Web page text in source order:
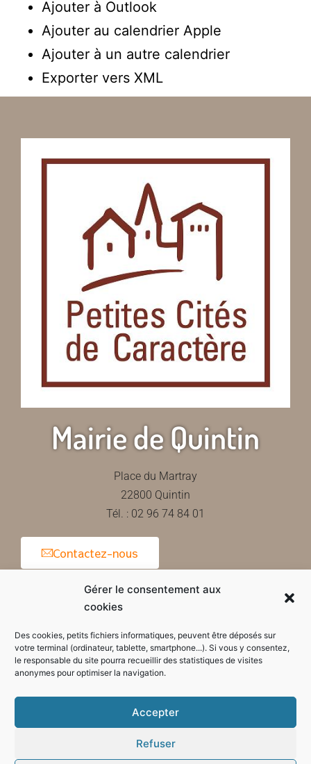
Gérer le consentement aux
cookies
Des cookies, petits fichiers informatiques, peuvent être déposés sur
votre terminal (ordinateur, tablette, smartphone...). Si vous y consentez,
le responsable du site pourra recueillir des statistiques de visites
anonymes pour optimiser la navigation.
Accepter
Refuser
Ajouter à Outlook
Ajouter au calendrier Apple
Ajouter à un autre calendrier
Exporter vers XML
Mairie de Quintin
Place du Martray
22800 Quintin
Tél. : 02 96 74 84 01
Contactez-nous
Horaires d'ouverture de la mairie